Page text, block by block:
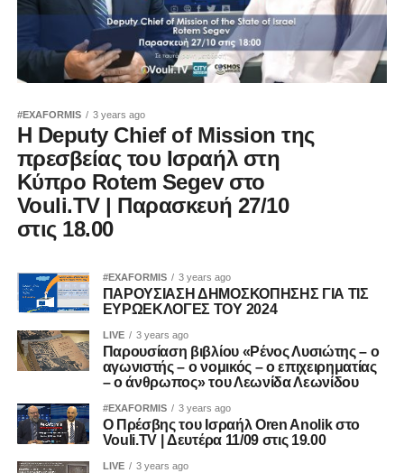
#EXAFORMIS 3 years ago
Η Deputy Chief of Mission της
πρεσβείας του Ισραήλ στη
Κύπρο Rotem Segev στο
Vouli.TV | Παρασκευή 27/10
στις 18.00
#EXAFORMIS 3 years ago
ΠΑΡΟΥΣΙΑΣΗ ΔΗΜΟΣΚΟΠΗΣΗΣ ΓΙΑ ΤΙΣ
ΕΥΡΩΕΚΛΟΓΕΣ ΤΟΥ 2024
LIVE 3 years ago
Παρουσίαση βιβλίου «Ρένος Λυσιώτης – ο
αγωνιστής – ο νομικός – ο επιχειρηματίας
– ο άνθρωπος» του Λεωνίδα Λεωνίδου
#EXAFORMIS 3 years ago
Ο Πρέσβης του Ισραήλ Oren Anolik στο
Vouli.TV | Δευτέρα 11/09 στις 19.00
LIVE 3 years ago